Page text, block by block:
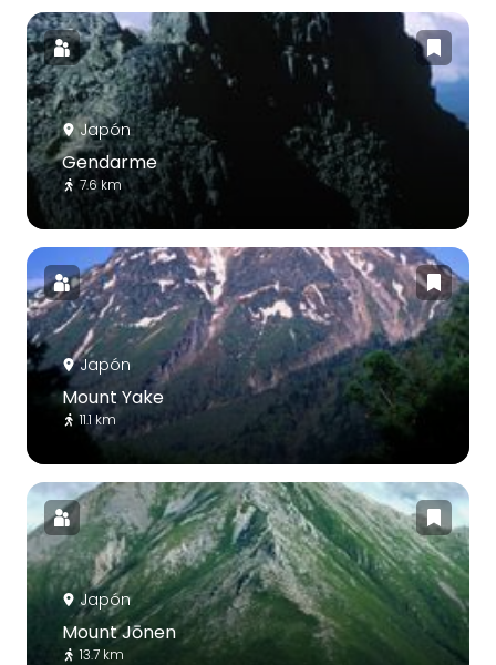
Japón
Gendarme
7.6 km
Japón
Mount Yake
11.1 km
Japón
Mount Jōnen
13.7 km